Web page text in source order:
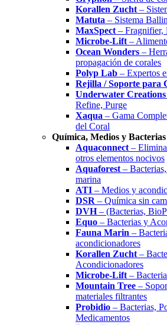
Korallen Zucht –
Matuta – Sistema
MaxSpect – Fragnifier,
Microbe-Lift –
Ocean Wonders –
propagación de corales
Polyp Lab – Expertos
Rejilla / Soporte para
Underwater Creations
Refine, Purge
Xaqua – Gama
del Coral
Química, Medios y Bacterias
Aquaconnect –
otros elementos nocivos
Aquaforest –
marina
ATI – Medios y
DSR – Química sin
DVH– (Bacterias,
Equo – Bacterias y
Fauna Marin –
acondicionadores
Korallen Zucht –
Acondicionadores
Microbe-Lift –
Mountain Tree –
materiales filtrantes
Probidio – Bacterias,
Medicamentos